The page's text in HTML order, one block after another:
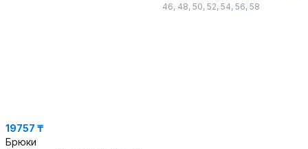
19757 ₸
Брюки
46, 48, 50, 52, 54, 56, 58